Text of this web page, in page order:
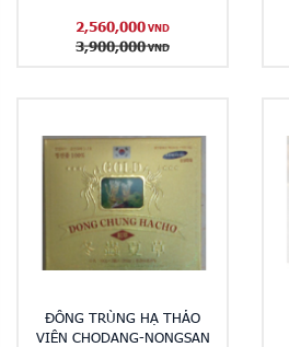
2,560,000 VND
3,900,000 VND
ĐÔNG TRÙNG HẠ THẢO
VIÊN CHODANG-NONGSAN